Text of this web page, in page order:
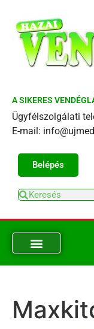
A SIKERES
Ügyfélszolgálati
E-mail:
Belépés